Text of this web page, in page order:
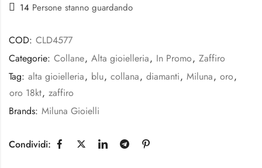
14 Persone stanno guardando
COD: CLD4577
Categorie: Collane, Alta gioielleria, In Promo, Zaffiro
Tag: alta gioielleria, blu, collana, diamanti, Miluna, oro,
oro 18kt, zaffiro
Brands: Miluna Gioielli
Condividi: